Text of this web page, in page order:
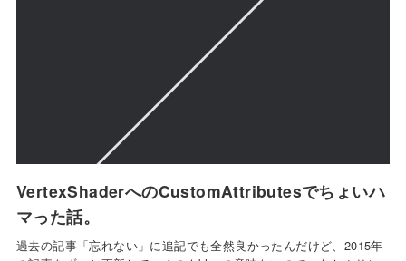
VertexShaderへのCustomAttributesでちょいハ
マった話。
過去の記事「忘れない」に追記でも全然良かったんだけど、2015年